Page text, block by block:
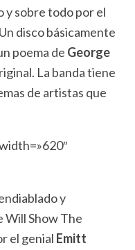
y sobre todo por el
disco básicamente
poema de George
La banda tiene
de artistas que
y
Will Show The
el genial Emitt